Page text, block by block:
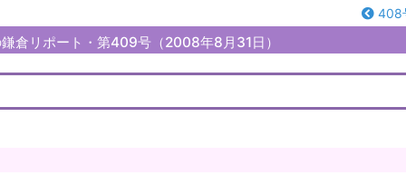
408
倉リポート・第409号（2008年8月31日）